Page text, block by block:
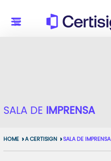
SALA DE IMPRENSA
HOME A CERTISIGN SALA DE IMPRENSA